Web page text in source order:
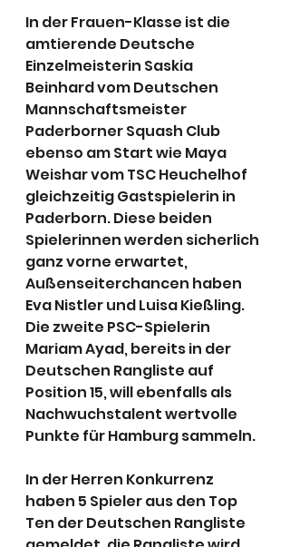
In der Frauen-Klasse ist die
amtierende Deutsche
Einzelmeisterin Saskia
Beinhard vom Deutschen
Mannschaftsmeister
Paderborner Squash Club
ebenso am Start wie Maya
Weishar vom TSC Heuchelhof
gleichzeitig Gastspielerin in
Paderborn. Diese beiden
Spielerinnen werden sicherlich
ganz vorne erwartet,
Außenseiterchancen haben
Eva Nistler und Luisa Kießling.
Die zweite PSC-Spielerin
Mariam Ayad, bereits in der
Deutschen Rangliste auf
Position 15, will ebenfalls als
Nachwuchstalent wertvolle
Punkte für Hamburg sammeln.
In der Herren Konkurrenz
haben 5 Spieler aus den Top
Ten der Deutschen Rangliste